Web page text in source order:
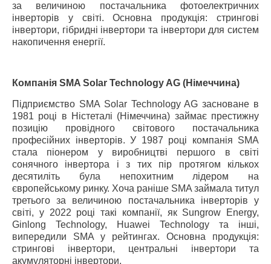
за величиною постачальника фотоелектричних
інверторів у світі. Основна продукція: стрингові
інвертори, гібридні інвертори та інвертори для систем
накопичення енергії.
Компанія SMA Solar Technology AG (Німеччина)
Підприємство SMA Solar Technology AG засноване в
1981 році в Ністеталі (Німеччина) займає престижну
позицію провідного світового постачальника
професійних інверторів. У 1987 році компанія SMA
стала піонером у виробництві першого в світі
сонячного інвертора і з тих пір протягом кількох
десятиліть була непохитним лідером на
європейському ринку. Хоча раніше SMA займала титул
третього за величиною постачальника інверторів у
світі, у 2022 році такі компанії, як Sungrow Energy,
Ginlong Technology, Huawei Technology та інші,
випередили SMA у рейтингах. Основна продукція:
стрингові інвертори, центральні інвертори та
акумуляторні інвертори.